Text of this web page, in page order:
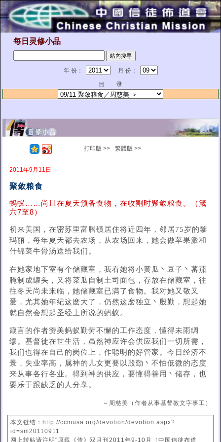
每日灵修小品
年 份：
月 份：
目 录
打印版 >> 繁體版 >>
2011年9月11日
聚敛粮食
蚂蚁……尚且在夏天预备食物，在收割时聚敛粮食。（箴
六7至8）
初来美国，在密苏里富腾镇居住将近四年，邻居75岁的黎
玛丽，每年夏天都去农场，从农场回来，她会做苹果派和
什锦菜牛骨汤送给我们。
在她家地下室有个储藏室，我看她将小黄瓜丶豆子丶蕃茄
腌制成罐头，又将菜瓜自制土司面包，存放在储藏室，往
往冬天尚未来临，她储藏室已满了食物。我对她又敬又
爱，尤其她年纪这麽大了，仍然这麽独立丶殷勤，想起她
就自然会想起圣经上所说的蚂蚁。
箴言的作者赞美蚂蚁勤劳不懈的工作态度，懂得未雨绸
缪。基督徒在世生活，虽然神应许会供应我们一切所需，
我们也得在自己的岗位上，作聪明的好管家。今日经济不
景，失业率高，属神的儿女更要以殷勤丶不怕低微的态度
来从事各行各业。得到神的供应，要懂得善用丶储存，也
要乐于跟缺乏的人分享。
～周慈美（作者从事基督教文字事工）
本文链结：http://ccmusa.org/devotion/devotion.aspx?
id=sm20110911
网上转贴请注明"原载《传》双月刊2011年9-10月（中国信徒布道